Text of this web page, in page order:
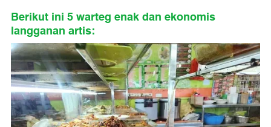
Berikut ini 5 warteg enak dan ekonomis
langganan artis: